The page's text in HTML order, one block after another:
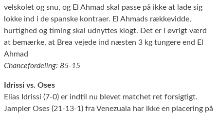
velskolet og snu, og El Ahmad skal passe på ikke at lade sig
lokke ind i de spanske kontraer. El Ahmads rækkevidde,
hurtighed og timing skal udnyttes klogt. Det er i øvrigt værd
at bemærke, at Brea vejede ind næsten 3 kg tungere end El
Ahmad
Chancefordeling: 85-15
Idrissi vs. Oses
Elias Idrissi (7-0) er indtil nu blevet matchet ret forsigtigt.
Jampier Oses (21-13-1) fra Venezuala har ikke en placering på